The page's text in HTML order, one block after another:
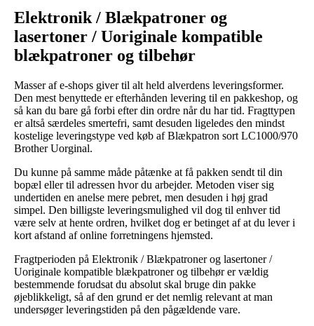
Elektronik / Blækpatroner og
lasertoner / Uoriginale kompatible
blækpatroner og tilbehør
Masser af e-shops giver til alt held alverdens leveringsformer.
Den mest benyttede er efterhånden levering til en pakkeshop, og
så kan du bare gå forbi efter din ordre når du har tid. Fragttypen
er altså særdeles smertefri, samt desuden ligeledes den mindst
kostelige leveringstype ved køb af Blækpatron sort LC1000/970
Brother Uorginal.
Du kunne på samme måde påtænke at få pakken sendt til din
bopæl eller til adressen hvor du arbejder. Metoden viser sig
undertiden en anelse mere pebret, men desuden i høj grad
simpel. Den billigste leveringsmulighed vil dog til enhver tid
være selv at hente ordren, hvilket dog er betinget af at du lever i
kort afstand af online forretningens hjemsted.
Fragtperioden på Elektronik / Blækpatroner og lasertoner /
Uoriginale kompatible blækpatroner og tilbehør er vældig
bestemmende forudsat du absolut skal bruge din pakke
øjeblikkeligt, så af den grund er det nemlig relevant at man
undersøger leveringstiden på den pågældende vare.